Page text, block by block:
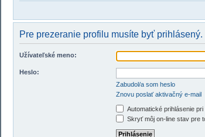
Pre prezeranie profilu musíte byť prihlásený.
Užívateľské meno:
Heslo:
Zabudol/a som heslo
Znovu poslať aktivačný e-mail
Automatické prihlásenie
Skryť môj on-line stav pre